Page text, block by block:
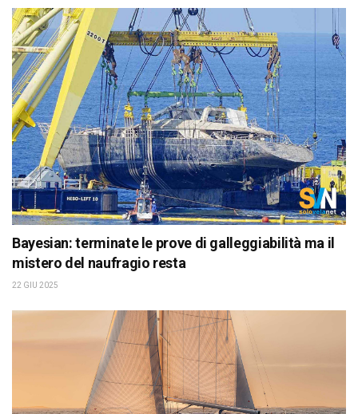
Bayesian: terminate le prove di galleggiabilità ma il
mistero del naufragio resta
22 GIU 2025